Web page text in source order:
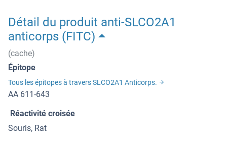
Détail du produit anti-SLCO2A1
anticorps (FITC)
(cache)
Épitope
Tous les épitopes à travers SLCO2A1 Anticorps.
AA 611-643
Réactivité croisée
Souris, Rat